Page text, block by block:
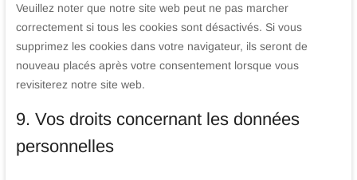
Veuillez noter que notre site web peut ne pas marcher
correctement si tous les cookies sont désactivés. Si vous
supprimez les cookies dans votre navigateur, ils seront de
nouveau placés après votre consentement lorsque vous
revisiterez notre site web.
9. Vos droits concernant les données
personnelles